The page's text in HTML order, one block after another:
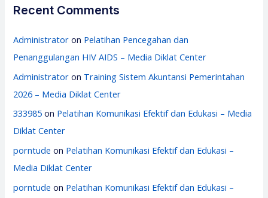
Recent Comments
Administrator on Pelatihan Pencegahan dan
Penanggulangan HIV AIDS – Media Diklat Center
Administrator on Training Sistem Akuntansi Pemerintahan
2026 – Media Diklat Center
333985 on Pelatihan Komunikasi Efektif dan Edukasi – Media
Diklat Center
porntude on Pelatihan Komunikasi Efektif dan Edukasi –
Media Diklat Center
porntude on Pelatihan Komunikasi Efektif dan Edukasi –